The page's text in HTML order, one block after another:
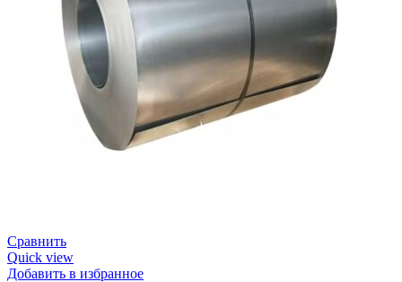
Сравнить
Quick view
Добавить в избранное